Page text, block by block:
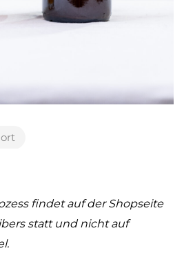
findet auf der Shopseite
statt und nicht auf